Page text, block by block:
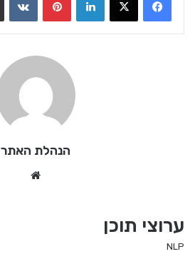
הנהלת האתר
ערוצי תוכן
NLP